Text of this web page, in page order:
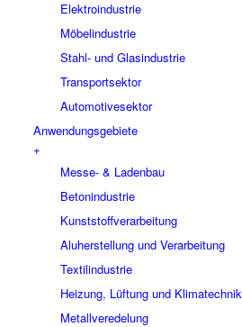
Elektroindustrie
Möbelindustrie
Stahl- und Glasindustrie
Transportsektor
Automotivesektor
Anwendungsgebiete
+
Messe- & Ladenbau
Betonindustrie
Kunststoffverarbeitung
Aluherstellung und Verarbeitung
Textilindustrie
Heizung, Lüftung und Klimatechnik
Metallveredelung